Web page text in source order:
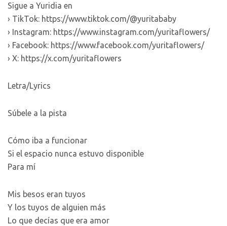
Sigue a Yuridia en
› TikTok: https://www.tiktok.com/@yuritababy
› Instagram: https://www.instagram.com/yuritaflowers/
› Facebook: https://www.facebook.com/yuritaflowers/
› X: https://x.com/yuritaflowers
Letra/Lyrics
Súbele a la pista
Cómo iba a funcionar
Si el espacio nunca estuvo disponible
Para mí
Mis besos eran tuyos
Y los tuyos de alguien más
Lo que decías que era amor